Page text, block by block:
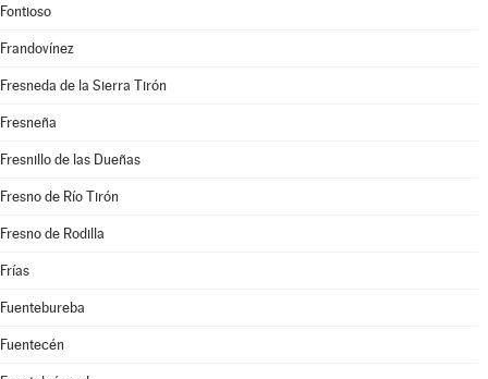
Fontioso
Frandovínez
Fresneda de la Sierra Tirón
Fresneña
Fresnillo de las Dueñas
Fresno de Río Tirón
Fresno de Rodilla
Frías
Fuentebureba
Fuentecén